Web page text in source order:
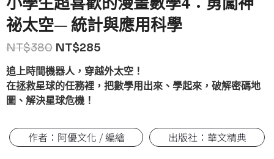
祕太空— 統計與應用科學
NT$380 NT$285
追上時間機器人，穿越外太空！
在拯救星球的任務裡，把數學用出來、學起來，破解密碼地
圖、解決星球危機！
作者：阿優文化 / 編繪 出版社：華文精典